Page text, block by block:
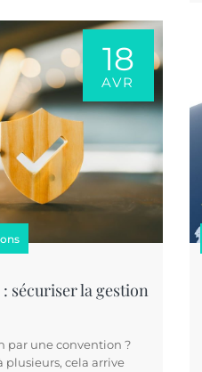
18
AVR
sécuriser la gestion
par une convention ?
plusieurs, cela arrive